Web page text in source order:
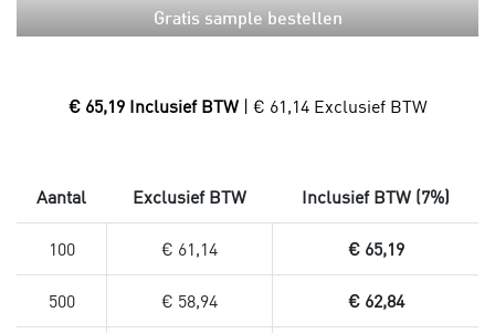
Gratis sample bestellen
€ 65,19 Inclusief BTW | € 61,14 Exclusief BTW
Aantal Exclusief BTW Inclusief BTW (7%)
100 € 61,14 € 65,19
500 € 58,94 € 62,84